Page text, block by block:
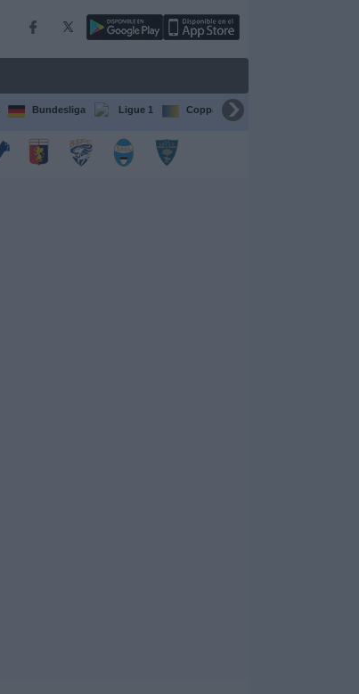
Bundesliga Ligue 1 Coppa del Mondo FIFA per club